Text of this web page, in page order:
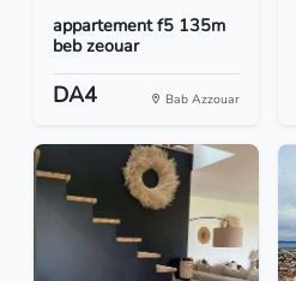
appartement f5 135m
beb zeouar
DA4 Bab Azzouar